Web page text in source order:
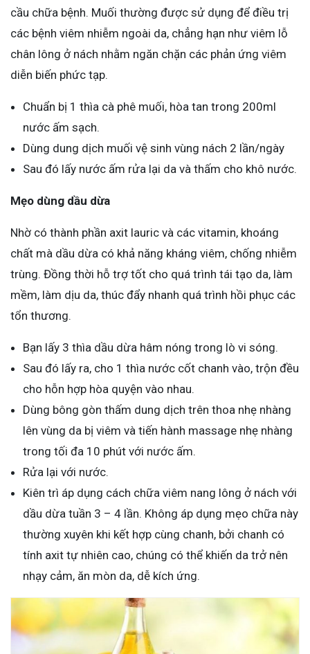
cầu chữa bệnh. Muối thường được sử dụng để điều trị
các bệnh viêm nhiễm ngoài da, chẳng hạn như viêm lỗ
chân lông ở nách nhằm ngăn chặn các phản ứng viêm
diễn biến phức tạp.
Chuẩn bị 1 thìa cà phê muối, hòa tan trong 200ml
nước ấm sạch.
Dùng dung dịch muối vệ sinh vùng nách 2 lần/ngày
Sau đó lấy nước ấm rửa lại da và thấm cho khô nước.
Mẹo dùng dầu dừa
Nhờ có thành phần axit lauric và các vitamin, khoáng
chất mà dầu dừa có khả năng kháng viêm, chống nhiễm
trùng. Đồng thời hỗ trợ tốt cho quá trình tái tạo da, làm
mềm, làm dịu da, thúc đẩy nhanh quá trình hồi phục các
tổn thương.
Bạn lấy 3 thìa dầu dừa hâm nóng trong lò vi sóng.
Sau đó lấy ra, cho 1 thìa nước cốt chanh vào, trộn đều
cho hỗn hợp hòa quyện vào nhau.
Dùng bông gòn thấm dung dịch trên thoa nhẹ nhàng
lên vùng da bị viêm và tiến hành massage nhẹ nhàng
trong tối đa 10 phút với nước ấm.
Rửa lại với nước.
Kiên trì áp dụng cách chữa viêm nang lông ở nách với
dầu dừa tuần 3 – 4 lần. Không áp dụng mẹo chữa này
thường xuyên khi kết hợp cùng chanh, bởi chanh có
tính axit tự nhiên cao, chúng có thể khiến da trở nên
nhạy cảm, ăn mòn da, dễ kích ứng.